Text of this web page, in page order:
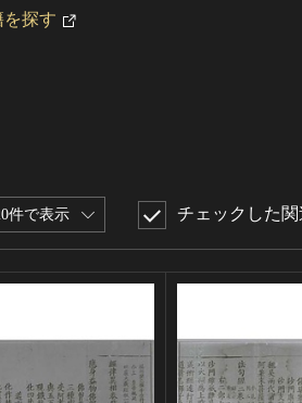
を探す
件で表示 チェックした